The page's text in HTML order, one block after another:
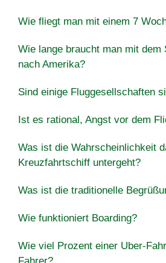
Wie fliegt man mit einem 7
Wie lange braucht man mit dem
nach Amerika?
Sind einige Fluggesellschaften
Ist es rational, Angst vor dem
Was ist die Wahrscheinlichkeit
Kreuzfahrtschiff untergeht?
Was ist die traditionelle
Wie funktioniert Boarding?
Wie viel Prozent einer Uber-
Fahrer?